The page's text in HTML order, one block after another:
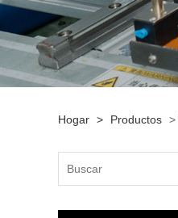
Hogar > Productos >